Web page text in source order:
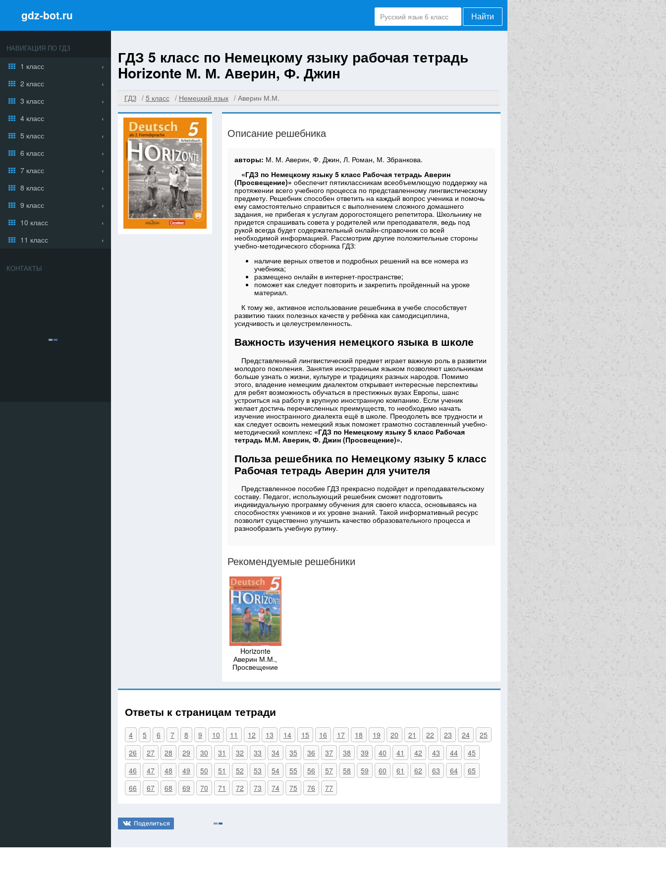
gdz-bot.ru Найти
НАВИГАЦИЯ ПО ГДЗ
1 класс
2 класс
3 класс
4 класс
5 класс
6 класс
7 класс
8 класс
9 класс
10 класс
11 класс
КОНТАКТЫ
ГДЗ 5 класс по Немецкому языку рабочая тетрадь
Horizonte М. М. Аверин, Ф. Джин
ГДЗ 5 класс Немецкий язык Аверин М.М.
Описание решебника
авторы: М. М. Аверин, Ф. Джин, Л. Роман, М. Збранкова.
«ГДЗ по Немецкому языку 5 класс Рабочая тетрадь Аверин
(Просвещение)»обеспечит пятиклассникам всеобъемлющую поддержку на
протяжении всего учебного процесса по представленному лингвистическому
предмету. Решебник способен ответить на каждый вопрос ученика и помочь
ему самостоятельно справиться с выполнением сложного домашнего
задания, не прибегая к услугам дорогостоящего репетитора. Школьнику не
придется спрашивать совета у родителей или преподавателя, ведь под
рукой всегда будет содержательный онлайн-справочник со всей
необходимой информацией. Рассмотрим другие положительные стороны
учебно-методического сборника ГДЗ:
наличие верных ответов и подробных решений на все номера из
учебника;
размещено онлайн в интернет-пространстве;
поможет как следует повторить и закрепить пройденный на уроке
материал.
К тому же, активное использование решебника в учебе способствует
развитию таких полезных качеств у ребёнка как самодисциплина,
усидчивость и целеустремленность.
Важность изучения немецкого языка в школе
Представленный лингвистический предмет играет важную роль в развитии
молодого поколения. Занятия иностранным языком позволяют школьникам
больше узнать о жизни, культуре и традициях разных народов. Помимо
этого, владение немецким диалектом открывает интересные перспективы
для ребят возможность обучаться в престижных вузах Европы, шанс
устроиться на работу в крупную иностранную компанию. Если ученик
желает достичь перечисленных преимуществ, то необходимо начать
изучение иностранного диалекта ещё в школе. Преодолеть все трудности и
как следует освоить немецкий язык поможет грамотно составленный учебно-
методический комплекс «ГДЗ по Немецкому языку 5 класс Рабочая
тетрадь М.М. Аверин, Ф. Джин (Просвещение)».
Польза решебника по Немецкому языку 5 класс
Рабочая тетрадь Аверин для учителя
Представленное пособие ГДЗ прекрасно подойдет и преподавательскому
составу. Педагог, использующий решебник сможет подготовить
индивидуальную программу обучения для своего класса, основываясь на
способностях учеников и их уровне знаний. Такой информативный ресурс
позволит существенно улучшить качество образовательного процесса и
разнообразить учебную рутину.
Рекомендуемые решебники
Horizonte
Аверин М.М.,
Просвещение
Ответы к страницам тетради
4 5 6 7 8 9 10 11 12 13 14 15 16 17 18 19 20 21 22 23 24
25
26
27 28 29 30 31 32 33 34 35 36 37 38 39 40 41 42 43 44
45
46
47 48 49 50 51 52 53 54 55 56 57 58 59 60 61 62 63 64
65
66
67 68 69 70 71 72 73 74 75 76 77
Поделиться